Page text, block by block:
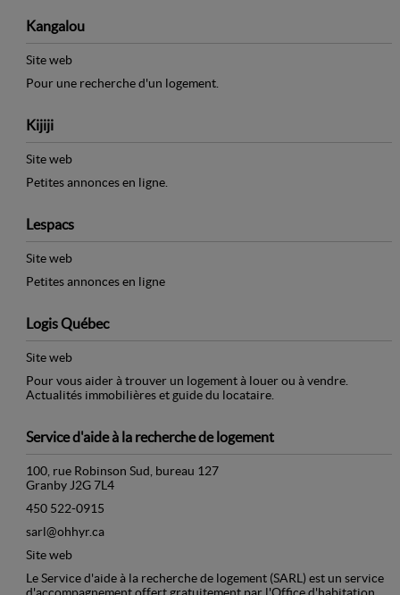
Kangalou
Site web
Pour une recherche d'un logement.
Kijiji
Site web
Petites annonces en ligne.
Lespacs
Site web
Petites annonces en ligne
Logis Québec
Site web
Pour vous aider à trouver un logement à louer ou à vendre.
Actualités immobilières et guide du locataire.
Service d'aide à la recherche de logement
100, rue Robinson Sud, bureau 127
Granby J2G 7L4
450 522-0915
sarl@ohhyr.ca
Site web
Le Service d'aide à la recherche de logement (SARL) est un service